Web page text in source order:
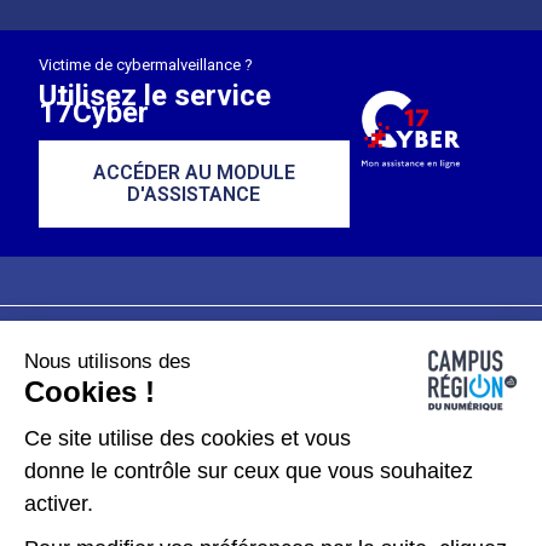
Victime de cybermalveillance ?
Utilisez le service
17Cyber
ACCÉDER AU MODULE
D'ASSISTANCE
Plan du site
Données personnelles
Gérer les cookies
Nous utilisons des
Cookies !
Ce site utilise des cookies et vous
donne le contrôle sur ceux que vous souhaitez
activer.